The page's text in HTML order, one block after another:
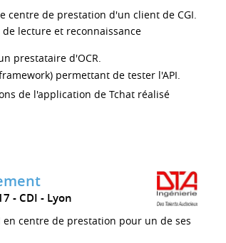
centre de prestation d'un client de CGI.
lecture et reconnaissance
prestataire d'OCR.
permettant de tester l'API.
de l'application de Tchat réalisé
CDI Lyon
en centre de prestation pour un de ses